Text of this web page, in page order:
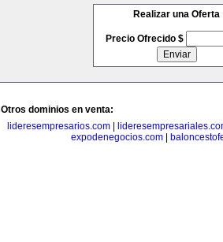
Realizar una Oferta
Precio Ofrecido $
Otros dominios en venta:
lideresempresarios.com|
expodenegocios.com|